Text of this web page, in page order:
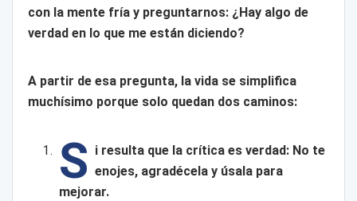
con la mente fría y preguntarnos: ¿Hay algo de
verdad en lo que me están diciendo?
A partir de esa pregunta, la vida se simplifica
muchísimo porque solo quedan dos caminos:
S i resulta que la crítica es verdad: No te
enojes, agradécela y úsala para
mejorar.